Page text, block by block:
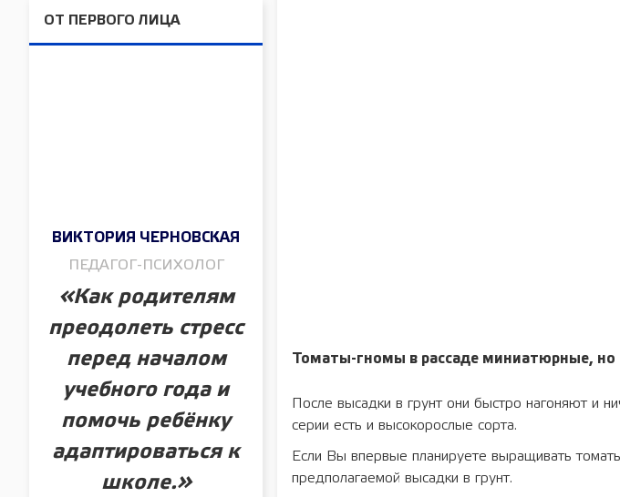
ОТ ПЕРВОГО ЛИЦА
ВИКТОРИЯ ЧЕРНОВСКАЯ
ПЕДАГОГ-ПСИХОЛОГ
«Как родителям
преодолеть стресс
перед началом
учебного года и
помочь ребёнку
адаптироваться к
школе.»
Томаты-гномы в рассаде миниатюрные, но
После высадки в грунт они быстро нагоняют и
серии есть и высокорослые сорта.
Если Вы впервые планируете выращивать
предполагаемой высадки в грунт.